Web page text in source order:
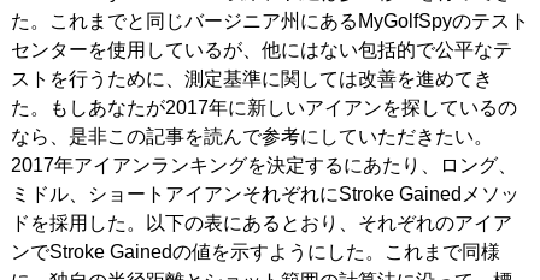
た。これまでと同じバージニア州にあるMyGolfSpyのテスト
センターを使用しているが、他にはない包括的で公平なテ
ストを行うために、測定基準に関しては改善を進めてき
た。もしあなたが2017年に新しいアイアンを探しているの
なら、是非この記事を読んで参考にしていただきたい。
2017年アイアンランキングを決定するにあたり、ロング、
ミドル、ショートアイアンそれぞれにStroke Gainedメソッ
ドを採用した。以下の表にあるとおり、それぞれのアイア
ンでStroke Gainedの値を示すようにした。これまで同様
Our Team 私たちのチーム
Our Mission 私たちの使命
ABOUT US MyGolfSpyJapanとは？